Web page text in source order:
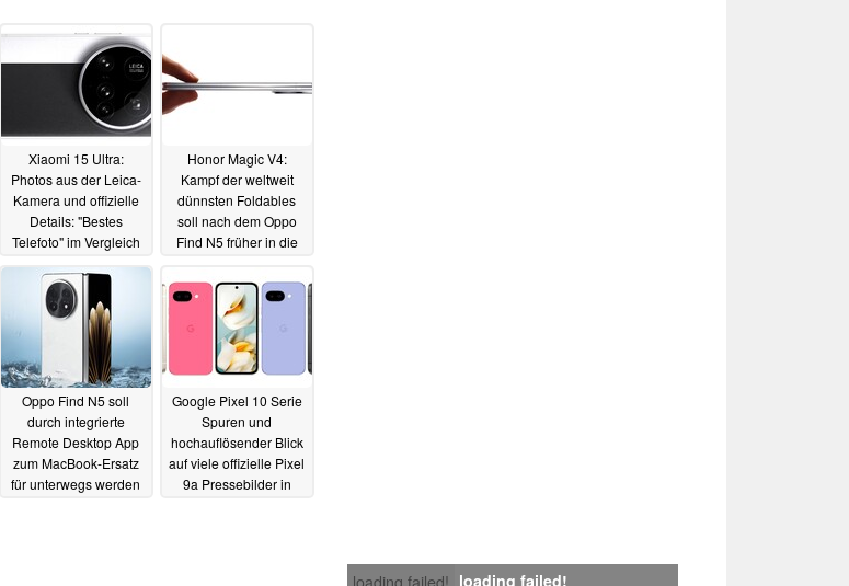
Xiaomi 15 Ultra:
Photos aus der Leica-
Kamera und offizielle
Details: "Bestes
Telefoto" im Vergleich
22.02.2025
Honor Magic V4:
Kampf der weltweit
dünnsten Foldables
soll nach dem Oppo
Find N5 früher in die
18.02.2025
Oppo Find N5 soll
durch integrierte
Remote Desktop App
zum MacBook-Ersatz
für unterwegs werden
Google Pixel 10 Serie
Spuren und
hochauflösender Blick
auf viele offizielle Pixel
9a Pressebilder in
loading failed! loading failed!